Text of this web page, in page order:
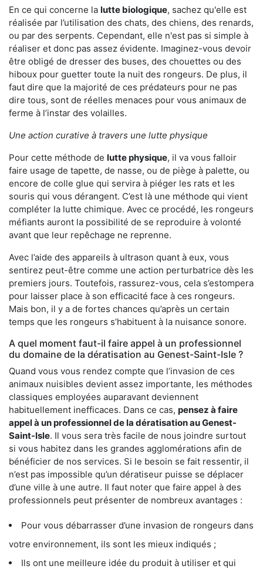
En ce qui concerne la lutte biologique, sachez qu'elle est
réalisée par l’utilisation des chats, des chiens, des renards,
ou par des serpents. Cependant, elle n'est pas si simple à
réaliser et donc pas assez évidente. Imaginez-vous devoir
être obligé de dresser des buses, des chouettes ou des
hiboux pour guetter toute la nuit des rongeurs. De plus, il
faut dire que la majorité de ces prédateurs pour ne pas
dire tous, sont de réelles menaces pour vous animaux de
ferme à l’instar des volailles.
Une action curative à travers une lutte physique
Pour cette méthode de lutte physique, il va vous falloir
faire usage de tapette, de nasse, ou de piège à palette, ou
encore de colle glue qui servira à piéger les rats et les
souris qui vous dérangent. C’est là une méthode qui vient
compléter la lutte chimique. Avec ce procédé, les rongeurs
méfiants auront la possibilité de se reproduire à volonté
avant que leur repêchage ne reprenne.
Avec l’aide des appareils à ultrason quant à eux, vous
sentirez peut-être comme une action perturbatrice dès les
premiers jours. Toutefois, rassurez-vous, cela s’estompera
pour laisser place à son efficacité face à ces rongeurs.
Mais bon, il y a de fortes chances qu’après un certain
temps que les rongeurs s’habituent à la nuisance sonore.
A quel moment faut-il faire appel à un professionnel
du domaine de la dératisation au Genest-Saint-Isle ?
Quand vous vous rendez compte que l’invasion de ces
animaux nuisibles devient assez importante, les méthodes
classiques employées auparavant deviennent
habituellement inefficaces. Dans ce cas, pensez à faire
appel à un professionnel de la dératisation au Genest-
Saint-Isle. Il vous sera très facile de nous joindre surtout
si vous habitez dans les grandes agglomérations afin de
bénéficier de nos services. Si le besoin se fait ressentir, il
n’est pas impossible qu’un dératiseur puisse se déplacer
d’une ville à une autre. Il faut noter que faire appel à des
professionnels peut présenter de nombreux avantages :
Pour vous débarrasser d’une invasion de rongeurs dans
votre environnement, ils sont les mieux indiqués ;
Ils ont une meilleure idée du produit à utiliser et qui